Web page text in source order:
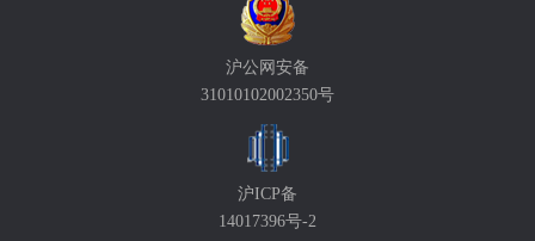
沪公网安备
31010102002350号
沪ICP备
14017396号-2